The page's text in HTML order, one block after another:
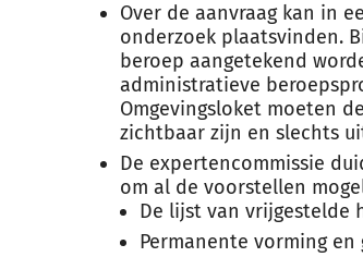
Over de aanvraag kan in
onderzoek plaatsvinden.
beroep aangetekend
administratieve
Omgevingsloket moeten
zichtbaar zijn en slechts
De expertencommissie
om al de voorstellen
De lijst van vrijgestelde
Permanente vorming